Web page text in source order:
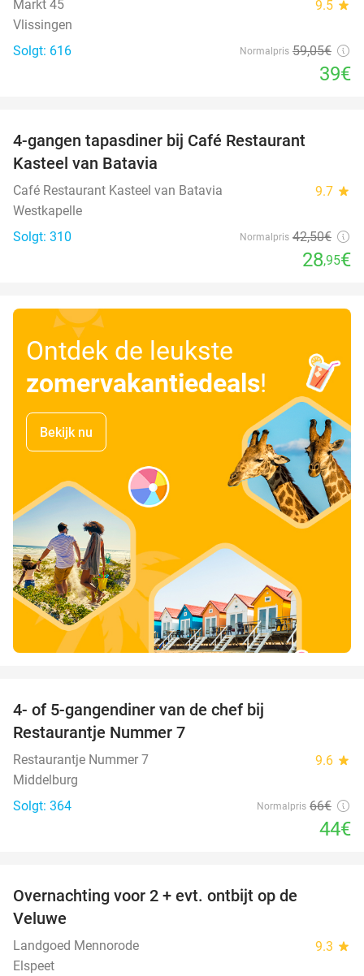
Markt 45 9.5 star
Vlissingen
Solgt: 616
Normalpris 59,05€
39€
4-gangen tapasdiner bij Café Restaurant
Kasteel van Batavia
Café Restaurant Kasteel van Batavia 9.7 star
Westkapelle
Solgt: 310
Normalpris 42,50€
28,95€
Ontdek de leukste
zomervakantiedeals!
Bekijk nu
4- of 5-gangendiner van de chef bij
Restaurantje Nummer 7
Restaurantje Nummer 7 9.6 star
Middelburg
Solgt: 364
Normalpris 66€
44€
Overnachting voor 2 + evt. ontbijt op de
Veluwe
Landgoed Mennorode 9.3 star
Elspeet